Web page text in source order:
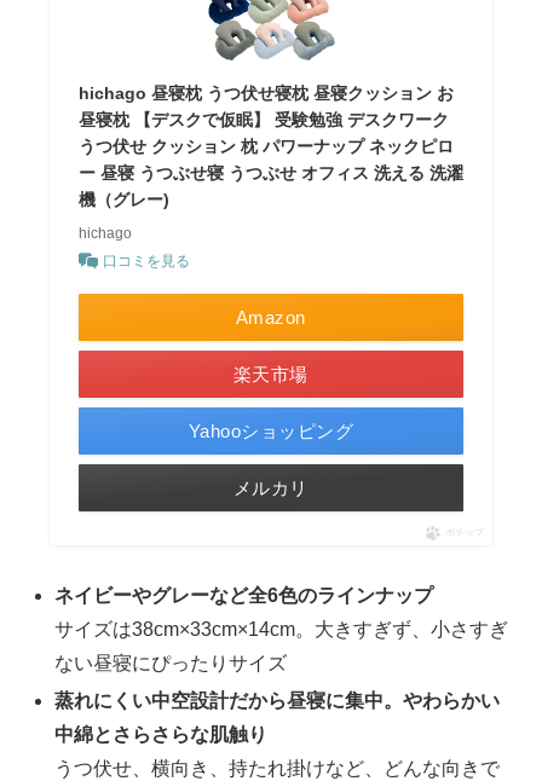
hichago 昼寝枕 うつ伏せ寝枕 昼寝クッション お
昼寝枕 【デスクで仮眠】 受験勉強 デスクワーク
うつ伏せ クッション 枕 パワーナップ ネックピロ
ー 昼寝 うつぶせ寝 うつぶせ オフィス 洗える 洗濯
機（グレー)
hichago
口コミを見る
Amazon
楽天市場
Yahooショッピング
メルカリ
ポチップ
ネイビーやグレーなど全6色のラインナップ
サイズは38cm×33cm×14cm。大きすぎず、小さすぎ
ない昼寝にぴったりサイズ
蒸れにくい中空設計だから昼寝に集中。やわらかい
中綿とさらさらな肌触り
うつ伏せ、横向き、持たれ掛けなど、どんな向きで